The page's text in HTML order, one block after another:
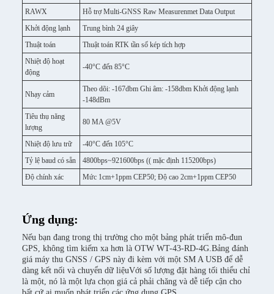
RAWX
Hỗ trợ Multi-GNSS Raw Measurenmet Data Output
Khởi động lạnh
Trung bình 24 giây
Thuật toán
Thuật toán RTK tần số kép tích hợp
Nhiệt độ hoạt
động
-40°C đến 85°C
Nhạy cảm
Theo dõi: -167dbm Ghi âm: -158dbm Khởi động lạnh
-148dBm
Tiêu thụ năng
lượng
80 MA @5V
Nhiệt độ lưu trữ
-40°C đến 105°C
Tỷ lệ baud có sẵn
4800bps~921600bps (( mặc định 115200bps)
Độ chính xác
Mức 1cm+1ppm CEP50; Độ cao 2cm+1ppm CEP50
Ứng dụng:
Nếu bạn đang trong thị trường cho một bảng phát triển mô-đun
GPS, không tìm kiếm xa hơn là OTW WT-43-RD-4G.Bảng đánh
giá máy thu GNSS / GPS này đi kèm với một SM A USB để dễ
dàng kết nối và chuyển dữ liệuVới số lượng đặt hàng tối thiểu chỉ
là một, nó là một lựa chọn giá cả phải chăng và dễ tiếp cận cho